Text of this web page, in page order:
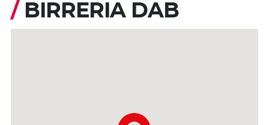
/ BIRRERIA DAB